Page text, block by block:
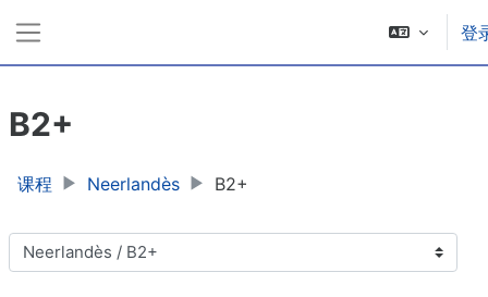
登
B2+
课程 Neerlandès B2+
课程类别